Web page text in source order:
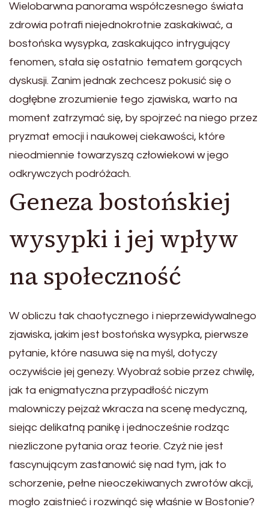
Wielobarwna panorama współczesnego świata
zdrowia potrafi niejednokrotnie zaskakiwać, a
bostońska wysypka, zaskakująco intrygujący
fenomen, stała się ostatnio tematem gorących
dyskusji. Zanim jednak zechcesz pokusić się o
dogłębne zrozumienie tego zjawiska, warto na
moment zatrzymać się, by spojrzeć na niego przez
pryzmat emocji i naukowej ciekawości, które
nieodmiennie towarzyszą człowiekowi w jego
odkrywczych podróżach.
Geneza bostońskiej
wysypki i jej wpływ
na społeczność
W obliczu tak chaotycznego i nieprzewidywalnego
zjawiska, jakim jest bostońska wysypka, pierwsze
pytanie, które nasuwa się na myśl, dotyczy
oczywiście jej genezy. Wyobraź sobie przez chwilę,
jak ta enigmatyczna przypadłość niczym
malowniczy pejzaż wkracza na scenę medyczną,
siejąc delikatną panikę i jednocześnie rodząc
niezliczone pytania oraz teorie. Czyż nie jest
fascynującym zastanowić się nad tym, jak to
schorzenie, pełne nieoczekiwanych zwrotów akcji,
mogło zaistnieć i rozwinąć się właśnie w Bostonie?